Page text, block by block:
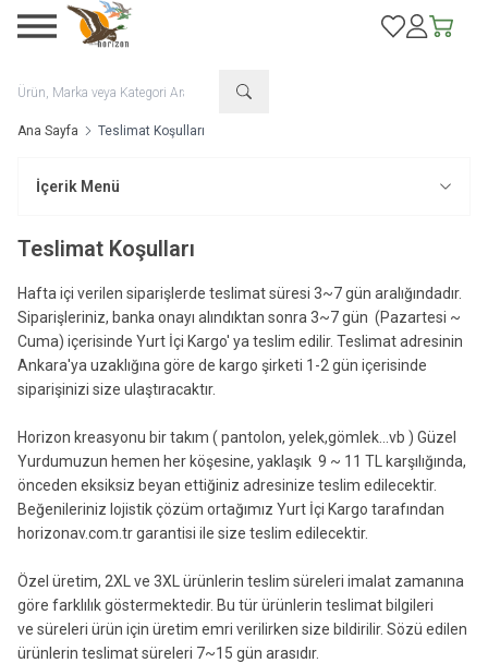
Favorilerim
Hesabım
Sepetim
Ana Sayfa Teslimat Koşulları
İçerik Menü
Teslimat Koşulları
Hafta içi verilen siparişlerde teslimat süresi 3~7 gün aralığındadır.
Siparişleriniz, banka onayı alındıktan sonra 3~7 gün (Pazartesi ~
Cuma) içerisinde Yurt İçi Kargo' ya teslim edilir. Teslimat adresinin
Ankara'ya uzaklığına göre de kargo şirketi 1-2 gün içerisinde
siparişinizi size ulaştıracaktır.
Horizon kreasyonu bir takım ( pantolon, yelek,gömlek...vb ) Güzel
Yurdumuzun hemen her köşesine, yaklaşık 9 ~ 11 TL karşılığında,
önceden eksiksiz beyan ettiğiniz adresinize teslim edilecektir.
Beğenileriniz lojistik çözüm ortağımız Yurt İçi Kargo tarafından
horizonav.com.tr garantisi ile size teslim edilecektir.
Özel üretim, 2XL ve 3XL ürünlerin teslim süreleri imalat zamanına
göre farklılık göstermektedir. Bu tür ürünlerin teslimat bilgileri
ve süreleri ürün için üretim emri verilirken size bildirilir. Sözü edilen
ürünlerin teslimat süreleri 7~15 gün arasıdır.